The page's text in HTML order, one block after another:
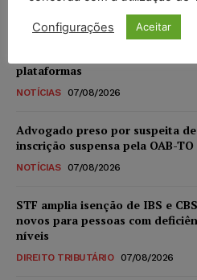
Meta é alvo de denúncia após
plataformas
NOTÍCIAS 07/08/2026
Advogado preso por suspeita
inscrição suspensa pela OAB-TO
NOTÍCIAS 07/08/2026
STF amplia isenção de IBS e
novos para pessoas com
níveis
DIREITO TRIBUTÁRIO 07/08/2026
Configurações Aceitar